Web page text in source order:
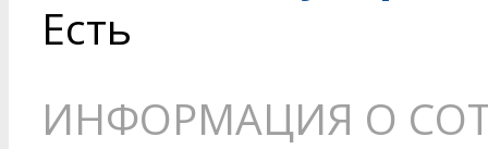
Есть
ИНФОРМАЦИЯ О